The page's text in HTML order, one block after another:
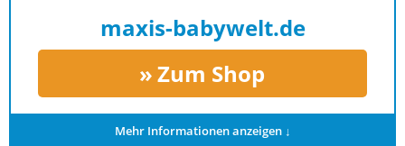
maxis-babywelt.de
Zum Shop
Mehr Informationen anzeigen ↓